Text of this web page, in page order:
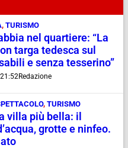
, TURISMO
nel quartiere: “La
targa tedesca sul
e senza tesserino”
21:52Redazione
, TURISMO
villa più bella: il
grotte e ninfeo.